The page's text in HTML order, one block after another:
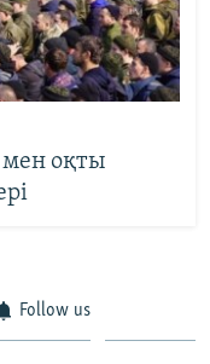
мен оқты
Follow us